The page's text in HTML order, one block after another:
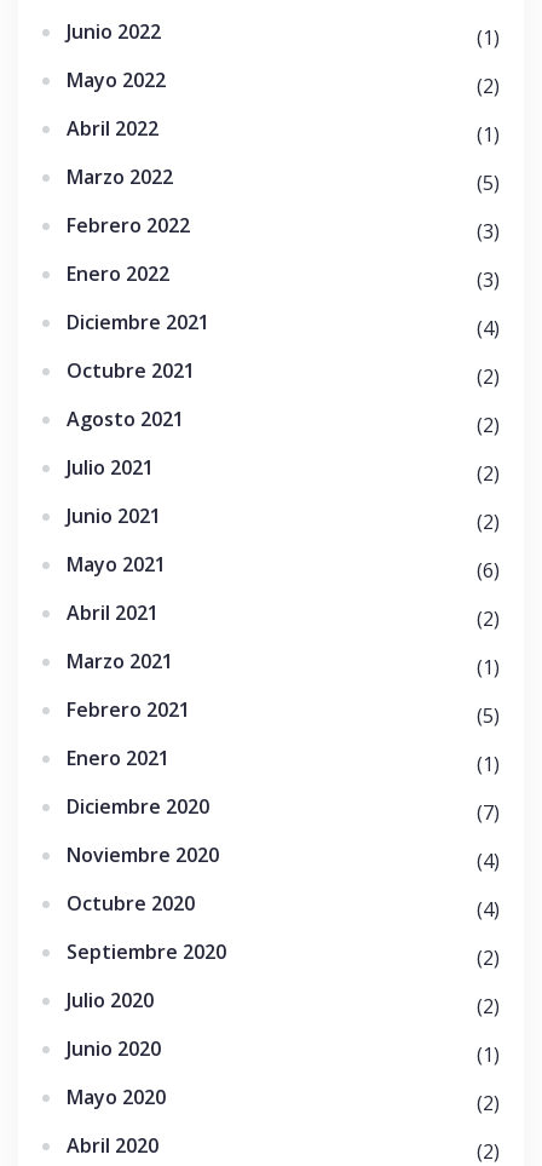
Junio 2022
(1)
Mayo 2022
(2)
Abril 2022
(1)
Marzo 2022
(5)
Febrero 2022
(3)
Enero 2022
(3)
Diciembre 2021
(4)
Octubre 2021
(2)
Agosto 2021
(2)
Julio 2021
(2)
Junio 2021
(2)
Mayo 2021
(6)
Abril 2021
(2)
Marzo 2021
(1)
Febrero 2021
(5)
Enero 2021
(1)
Diciembre 2020
(7)
Noviembre 2020
(4)
Octubre 2020
(4)
Septiembre 2020
(2)
Julio 2020
(2)
Junio 2020
(1)
Mayo 2020
(2)
Abril 2020
(2)